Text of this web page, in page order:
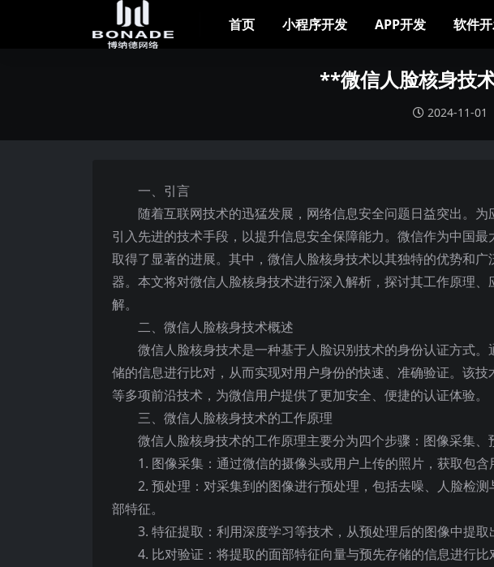
首页 小程序开发 APP开发 软件
**微信人脸核身技
2024-11-01
一、引言
随着互联网技术的迅猛发展，网络信息安全问题日益突出。
引入先进的技术手段，以提升信息安全保障能力。微信作为中国
取得了显著的进展。其中，微信人脸核身技术以其独特的优势和
器。本文将对微信人脸核身技术进行深入解析，探讨其工作原理
解。
二、微信人脸核身技术概述
微信人脸核身技术是一种基于人脸识别技术的身份认证方式
储的信息进行比对，从而实现对用户身份的快速、准确验证。该
等多项前沿技术，为微信用户提供了更加安全、便捷的认证体验。
三、微信人脸核身技术的工作原理
微信人脸核身技术的工作原理主要分为四个步骤：图像采集、
1. 图像采集：通过微信的摄像头或用户上传的照片，获取包含
2. 预处理：对采集到的图像进行预处理，包括去噪、人脸检
部特征。
3. 特征提取：利用深度学习等技术，从预处理后的图像中提取
4. 比对验证：将提取的面部特征向量与预先存储的信息进行比